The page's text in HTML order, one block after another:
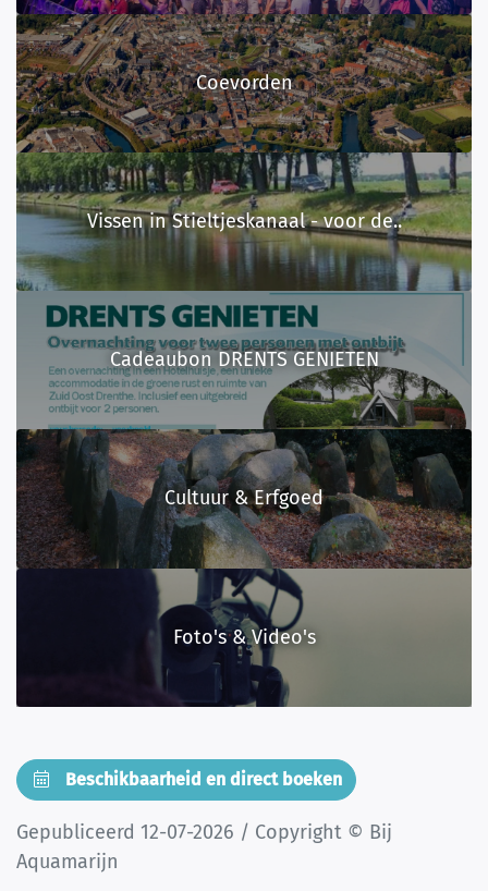
Cultuur & Erfgoed
Coevorden
Foto's & Video's
Cadeaubon DRENTS GENIETEN
Vissen in Stieltjeskanaal - voor de..
Beschikbaarheid en direct boeken
Gepubliceerd 12-07-2026 / Copyright © Bij
Aquamarijn